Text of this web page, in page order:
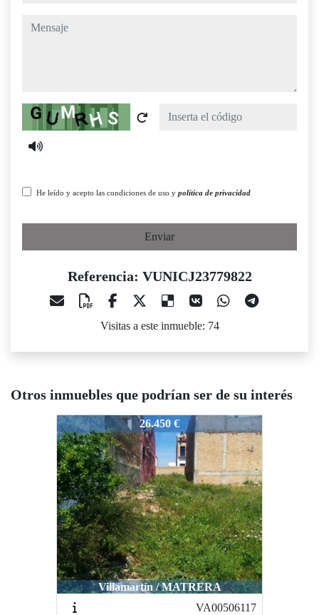
mensaje
Captcha
He leído y acepto las condiciones de uso y política de privacidad
Enviar
Referencia: VUNICJ23779822
Visitas a este inmueble: 74
Otros inmuebles que podrían ser de su interés
VUNICJ23779822
26.450 €
Villamartín / MATRERA
VA00506117